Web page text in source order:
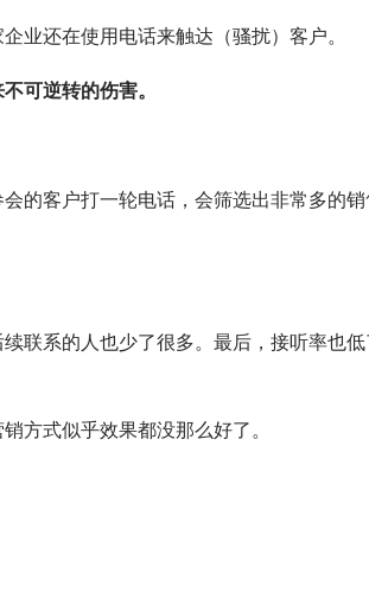
业还在使用电话来触达（骚扰）客户。
可逆转的伤害。
的客户打一轮电话，会筛选出非常多的销
联系的人也少了很多。最后，接听率也低
方式似乎效果都没那么好了。